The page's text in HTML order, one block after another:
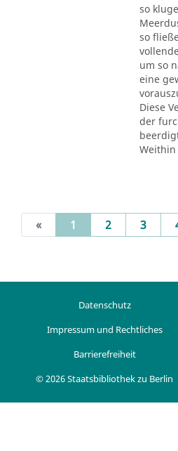
so
so
um so
eine
Diese
der
« 1 (current)
2 3
Datenschutz
Impressum und Rechtliches
Barrierefreiheit
© 2026 Staatsbibliothek zu Berlin